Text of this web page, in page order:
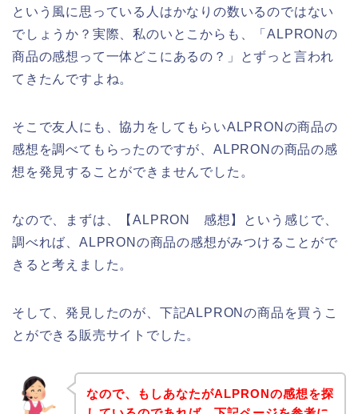
という風に思っている人はかなりの数いるのではない
でしょうか？実際、私のいとこからも、「ALPRONの
商品の感想って一体どこにあるの？」とずっと言われ
てきたんですよね。
そこで友人にも、協力をしてもらいALPRONの商品の
感想を調べてもらったのですが、ALPRONの商品の感
想を発見することができませんでした。
なので、まずは、【ALPRON 感想】という感じで、
調べれば、ALPRONの商品の感想がみつけることがで
きると考えました。
そして、発見したのが、下記ALPRONの商品を買うこ
とができる販売サイトでした。
なので、もしあなたがALPRONの感想を探